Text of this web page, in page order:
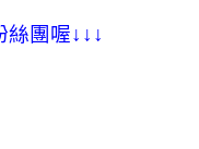
絲團喔↓ ↓ ↓